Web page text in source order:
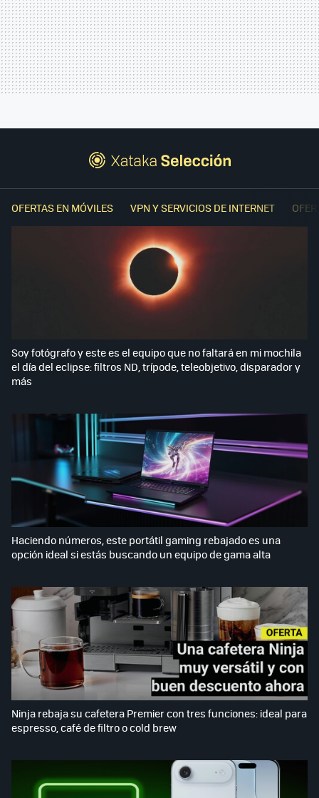
OFERTAS EN MÓVILES VPN Y SERVICIOS DE INTERNET
Soy fotógrafo y este es el equipo que no faltará en mi mochila
el día del eclipse: filtros ND, trípode, teleobjetivo, disparador y
más
Haciendo números, este portátil gaming rebajado es una
opción ideal si estás buscando un equipo de gama alta
Ninja rebaja su cafetera Premier con tres funciones: ideal para
espresso, café de filtro o cold brew